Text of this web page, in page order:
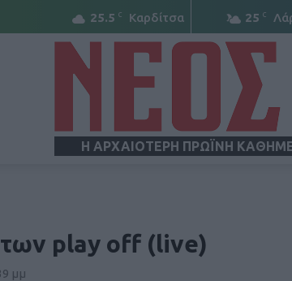
25.5 C Καρδίτσα 25 C
Η ΑΡΧΑΙΟΤΕΡΗ ΠΡΩΪΝΗ
play off (live)
μμ